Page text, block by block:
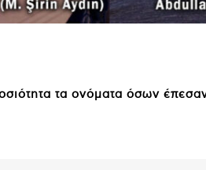
τα ονόματα όσων